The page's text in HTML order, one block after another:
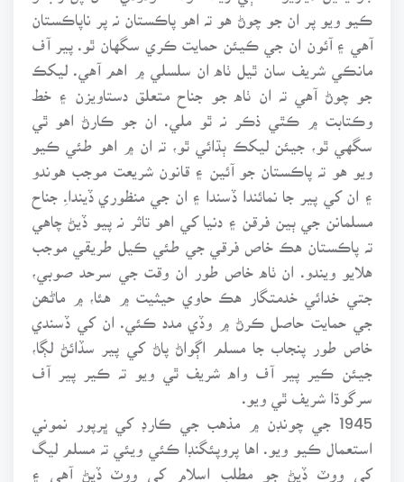
ڪيو ويو پر ان جو چوڻ هو تہ اهو پاڪستان نہ پر ناپاڪستان
آهي ۽ آئون ان جي ڪيئن حمايت ڪري سگهان ٿو. پير آف
مانڪي شريف سان ٿيل ٺاه ان سلسلي ۾ اهم آهي. ليکڪ
جو چوڻ آهي تہ ان ٺاه جو جناح متعلق دستاويزن ۽ خط
وڪتابت ۾ ڪٿي ذڪر نہ ٿو ملي. ان جو ڪارڻ اهو ٿي
سگهي ٿو، جيئن ليکڪ ٻڌائي ٿو، تہ ان ۾ اهو طئي ڪيو
ويو هو تہ پاڪستان جو آئين ۽ قانون شريعت موجب هوندو
۽ ان کي پير جا نمائندا ڏسندا ۽ ان جي منظوري ڏيندا.ِ جناح
مسلمانن جي ٻين فرقن ۽ دنيا کي اهو تاثر نہ پيو ڏيڻ چاهي
تہ پاڪستان هڪ خاص فرقي جي طئي ڪيل طريقي موجب
هلايو ويندو. ان ٺاه خاص طور ان وقت جي سرحد صوبي،
جتي خدائي خدمتگار هڪ حاوي حيثيت ۾ هئا، ۾ ماڻھن
جي حمايت حاصل ڪرڻ ۾ وڏي مدد ڪئي. ان کي ڏسندي
خاص طور پنجاب جا مسلم اڳواڻ پاڻ کي پير سڏائڻ لڳا،
جيئن ڪير پير آف واه شريف ٿي ويو تہ ڪير پير آف
سرگوڌا شريف ٿي ويو.
1945 جي چونڊن ۾ مذهب جي ڪارڊ کي ڀرپور نموني
استعمال ڪيو ويو. اها پروپئگنڊا ڪئي ويئي تہ مسلم ليگ
کي ووٽ ڏيڻ جو مطلب اسلام کي ووٽ ڏيڻ آهي ۽